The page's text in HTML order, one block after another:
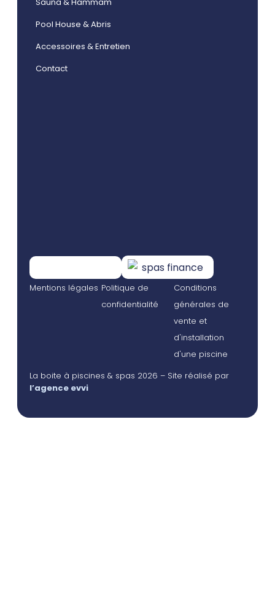
Pool House & Abris
Accessoires & Entretien
Contact
Mentions légales Politique de
confidentialité
Conditions
générales de
vente et
d'installation
d'une piscine
La boite à piscines & spas 2026 – Site réalisé par
l’agence evvi